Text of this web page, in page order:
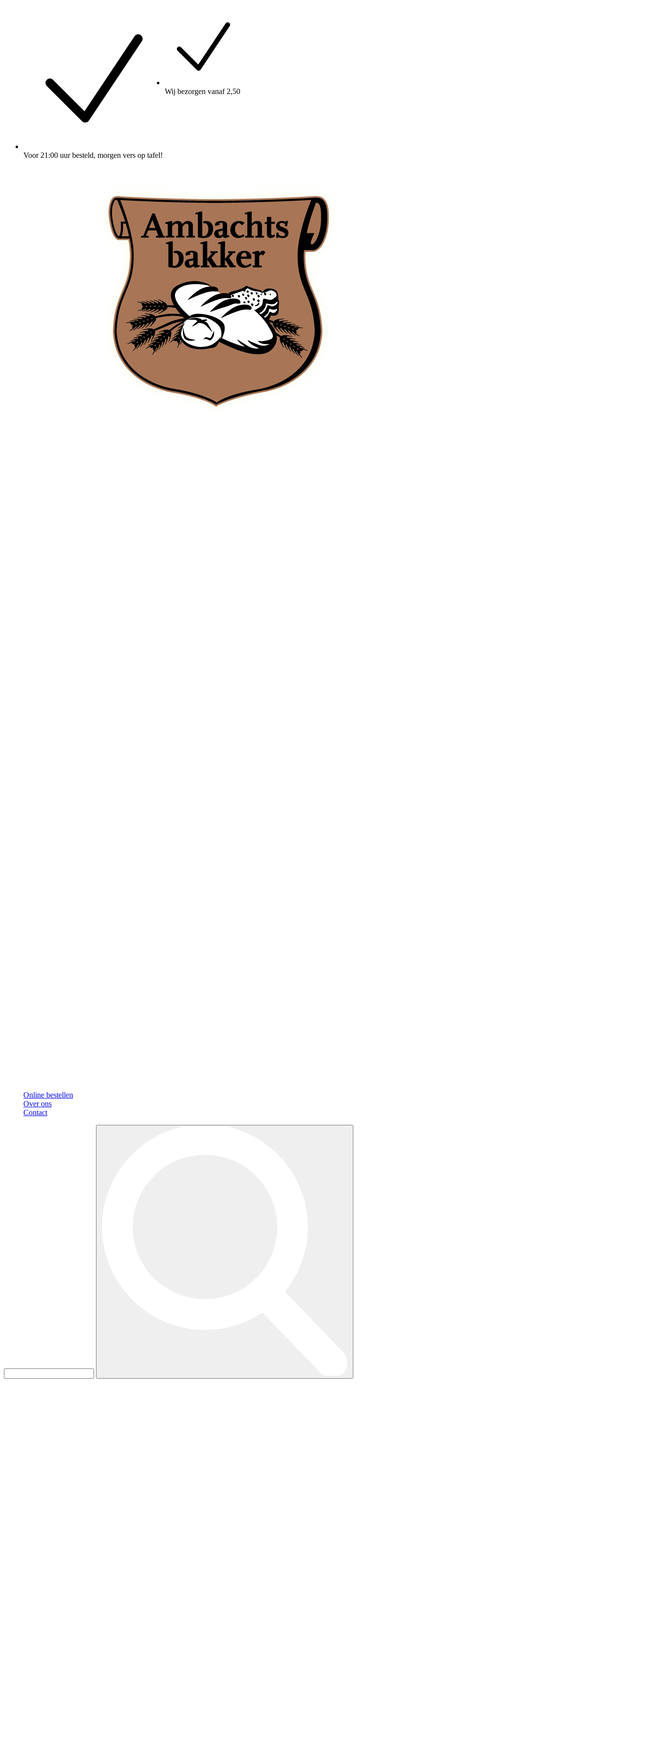
Voor 21:00 uur besteld, morgen vers op tafel!
Wij bezorgen vanaf 2,50
Online bestellen
Over ons
Contact